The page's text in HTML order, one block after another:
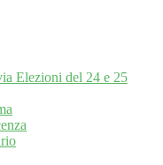
Elezioni del 24 e 25